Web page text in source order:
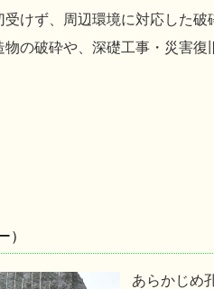
けず、周辺環境に対応した破
の破砕や、深礎工事・災害復
）
あらかじめ